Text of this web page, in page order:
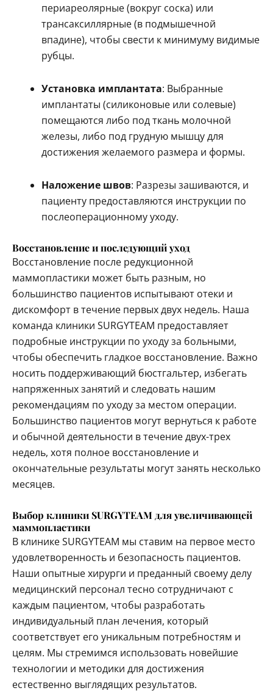
периареолярные (вокруг соска) или
трансаксиллярные (в подмышечной
впадине), чтобы свести к минимуму видимые
рубцы.
Установка имплантата: Выбранные
имплантаты (силиконовые или солевые)
помещаются либо под ткань молочной
железы, либо под грудную мышцу для
достижения желаемого размера и формы.
Наложение швов: Разрезы зашиваются, и
пациенту предоставляются инструкции по
послеоперационному уходу.
Восстановление и последующий уход
Восстановление после редукционной
маммопластики может быть разным, но
большинство пациентов испытывают отеки и
дискомфорт в течение первых двух недель. Наша
команда клиники SURGYTEAM предоставляет
подробные инструкции по уходу за больными,
чтобы обеспечить гладкое восстановление. Важно
носить поддерживающий бюстгальтер, избегать
напряженных занятий и следовать нашим
рекомендациям по уходу за местом операции.
Большинство пациентов могут вернуться к работе
и обычной деятельности в течение двух-трех
недель, хотя полное восстановление и
окончательные результаты могут занять несколько
месяцев.
Выбор клиники SURGYTEAM для увеличивающей
маммопластики
В клинике SURGYTEAM мы ставим на первое место
удовлетворенность и безопасность пациентов.
Наши опытные хирурги и преданный своему делу
медицинский персонал тесно сотрудничают с
каждым пациентом, чтобы разработать
индивидуальный план лечения, который
соответствует его уникальным потребностям и
целям. Мы стремимся использовать новейшие
технологии и методики для достижения
естественно выглядящих результатов.